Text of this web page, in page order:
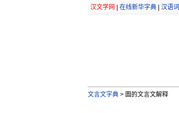
汉文学网 在线新华字典| 汉语
文言文字典 >圄的文言文解释